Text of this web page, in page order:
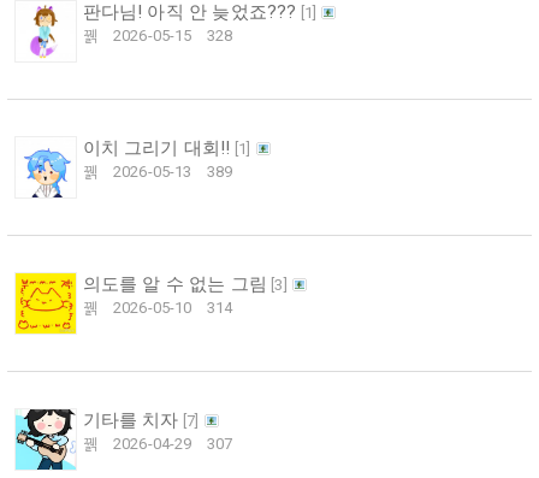
판다님! 아직 안 늦었죠??? 1
꿹
2026-05-15 328
이치 그리기 대회!! 1
꿹
2026-05-13 389
의도를 알 수 없는 그림 [3
꿹
2026-05-10 314
기타를 치자 7
꿹
2026-04-29 307